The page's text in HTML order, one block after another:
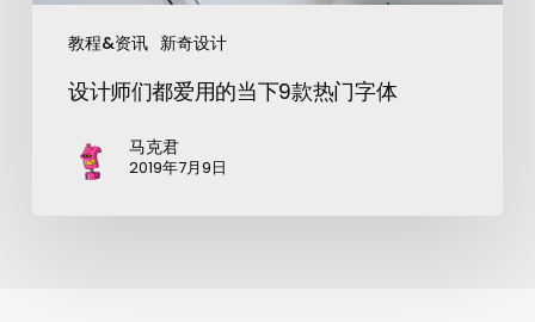
教程&资讯 新奇设计
设计师们都爱用的当下9款热门字体
马克君
2019年7月9日